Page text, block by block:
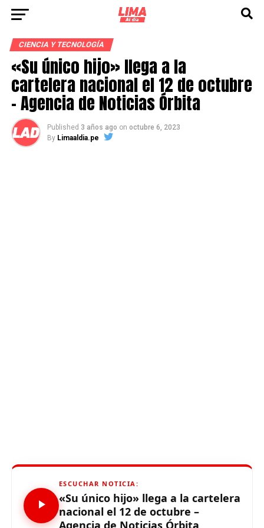
CIENCIA Y TECNOLOGÍA
«Su único hijo» llega a la
cartelera nacional el 12 de octubre
– Agencia de Noticias Órbita
Published 3 años ago on octubre 6, 2023
By Limaaldia.pe
ESCUCHAR NOTICIA:
«Su único hijo» llega a la cartelera
nacional el 12 de octubre –
Agencia de Noticias Órbita